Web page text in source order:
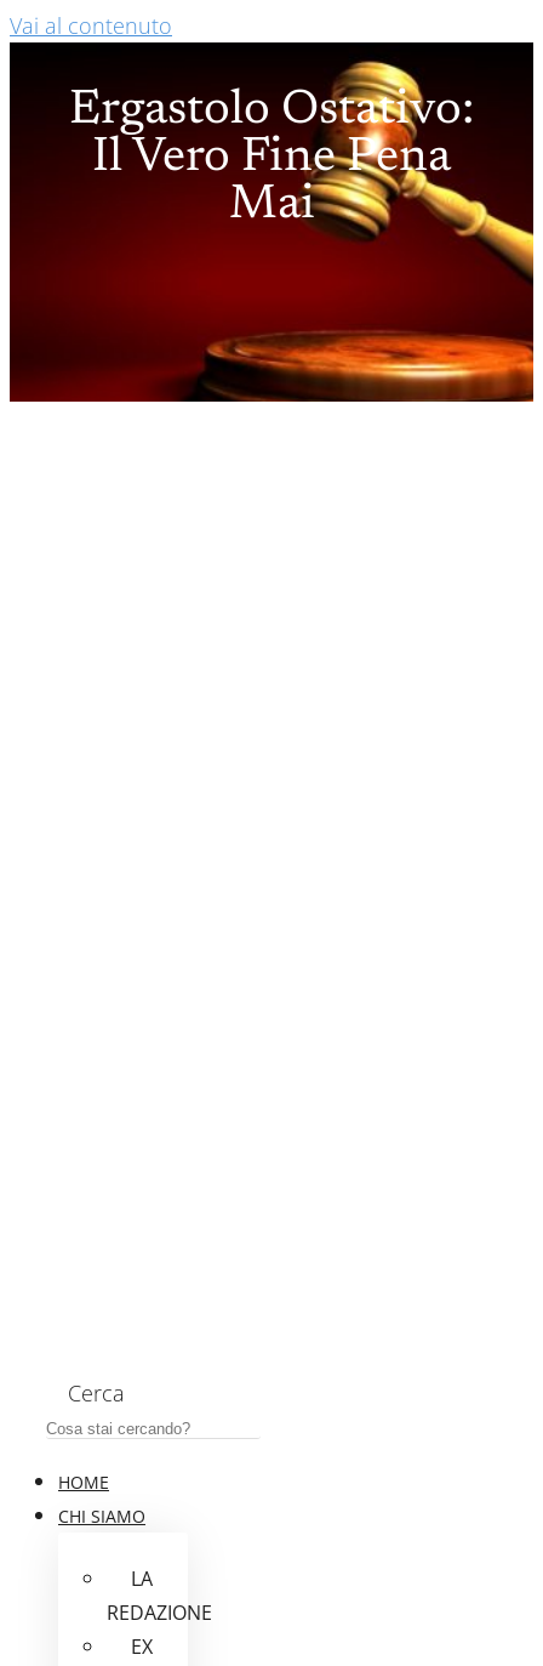
Vai al contenuto
Ergastolo Ostativo:
Il Vero Fine Pena
Mai
Cerca
HOME
CHI SIAMO
LA
REDAZIONE
EX